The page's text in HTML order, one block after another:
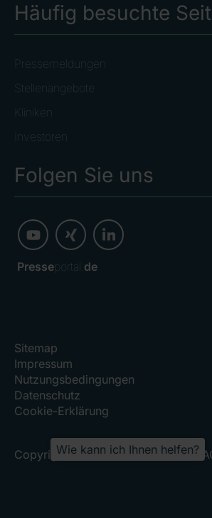
Häufig besuchte
Pressemeldungen
Stellenangebote
Kliniken
Investoren
Folgen Sie uns
Presseportal. de
Sitemap
Impressum
Nutzungsbedingungen
Datenschutz
Cookie-Erklärung
Copyright 2026, RHÖN-KLINIKUM
Wie kann ich Ihnen helfen?